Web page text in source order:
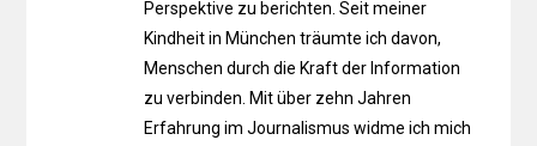
Perspektive zu berichten. Seit meiner
Kindheit in München träumte ich davon,
Menschen durch die Kraft der Information
zu verbinden. Mit über zehn Jahren
Erfahrung im Journalismus widme ich mich